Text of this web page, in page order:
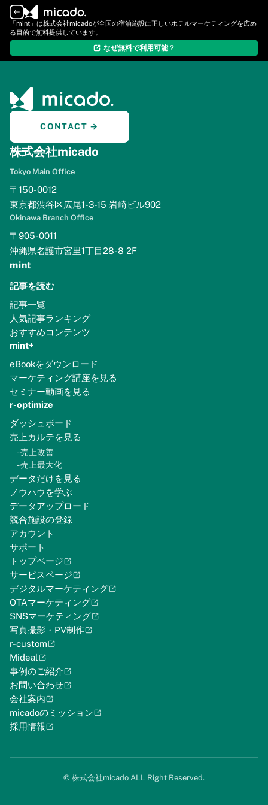
「mint」は株式会社micadoが全国の宿泊施設に正しいホテルマーケティングを広め
る目的で無料提供しています。
なぜ無料で利用可能？
ログイン 新規登録
CONTACT →
株式会社micado
Tokyo Main Office
〒150-0012
東京都渋谷区広尾1-3-15 岩崎ビル902
Okinawa Branch Office
〒905-0011
沖縄県名護市宮里1丁目28-8 2F
mint
記事を読む
記事一覧
人気記事ランキング
おすすめコンテンツ
mint+
eBookをダウンロード
マーケティング講座を見る
セミナー動画を見る
r-optimize
ダッシュボード
売上カルテを見る
-売上改善
-売上最大化
データだけを見る
ノウハウを学ぶ
データアップロード
競合施設の登録
アカウント
サポート
トップページ
サービスページ
デジタルマーケティング
OTAマーケティング
SNSマーケティング
写真撮影・PV制作
r-custom
Mideal
事例のご紹介
お問い合わせ
会社案内
micadoのミッション
採用情報
©︎ 株式会社micado ALL Right Reserved.